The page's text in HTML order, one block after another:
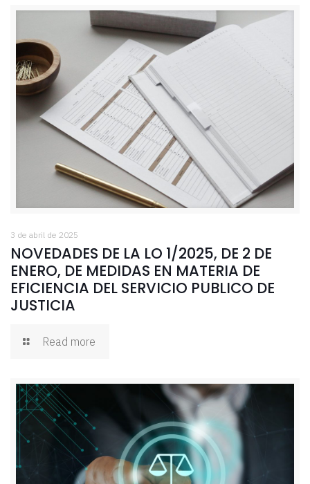
3 de abril de 2025
NOVEDADES DE LA LO 1/2025, DE 2 DE
ENERO, DE MEDIDAS EN MATERIA DE
EFICIENCIA DEL SERVICIO PUBLICO DE
JUSTICIA
Read more